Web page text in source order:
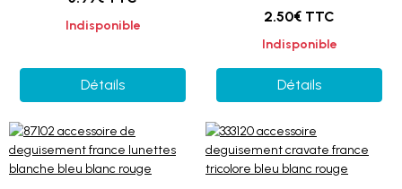
Indisponible
Détails
2.50€ TTC
Indisponible
Détails